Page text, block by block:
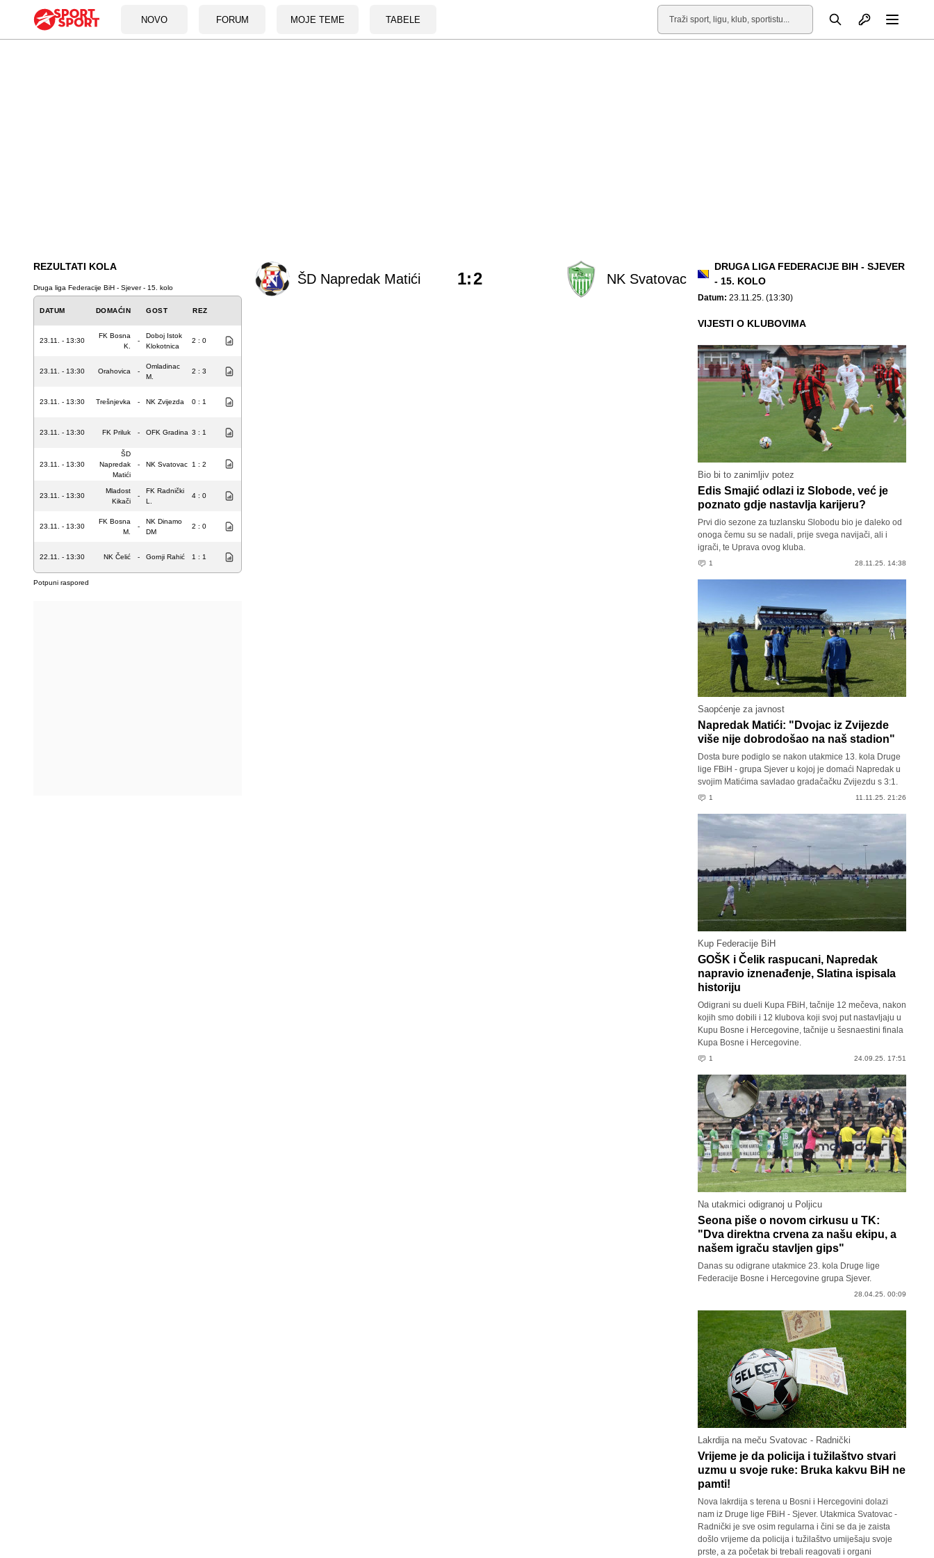
NOVO FORUM MOJE TEME TABELE
Pretraga Otvori profil
REZULTATI KOLA
Druga liga Federacije BiH - Sjever - 15. kolo
DATUM DOMAĆIN GOST REZ
23.11. - 13:30
FK Bosna
K.
-
Doboj Istok
Klokotnica
2 : 0
23.11. - 13:30 Orahovica -
Omladinac
M.
2 : 3
23.11. - 13:30 Trešnjevka - NK Zvijezda 0 : 1
23.11. - 13:30 FK Priluk - OFK Gradina 3 : 1
23.11. - 13:30
ŠD
Napredak
Matići
- NK Svatovac 1 : 2
23.11. - 13:30
Mladost
Kikači
-
FK Radnički
L.
4 : 0
23.11. - 13:30
FK Bosna
M.
-
NK Dinamo
DM
2 : 0
22.11. - 13:30 NK Čelić - Gornji Rahić 1 : 1
Potpuni raspored
ŠD Napredak Matići NK Svatovac
1:2
DRUGA LIGA FEDERACIJE BIH - SJEVER
- 15. KOLO
Datum: 23.11.25. (13:30)
VIJESTI O KLUBOVIMA
Bio bi to zanimljiv potez
Edis Smajić odlazi iz Slobode, već je
poznato gdje nastavlja karijeru?
Prvi dio sezone za tuzlansku Slobodu bio je daleko od
onoga čemu su se nadali, prije svega navijači, ali i
igrači, te Uprava ovog kluba.
1 28.11.25. 14:38
Saopćenje za javnost
Napredak Matići: "Dvojac iz Zvijezde
više nije dobrodošao na naš stadion"
Dosta bure podiglo se nakon utakmice 13. kola Druge
lige FBiH - grupa Sjever u kojoj je domaći Napredak u
svojim Matićima savladao gradačačku Zvijezdu s 3:1.
1 11.11.25. 21:26
Kup Federacije BiH
GOŠK i Čelik raspucani, Napredak
napravio iznenađenje, Slatina ispisala
historiju
Odigrani su dueli Kupa FBiH, tačnije 12 mečeva, nakon
kojih smo dobili i 12 klubova koji svoj put nastavljaju u
Kupu Bosne i Hercegovine, tačnije u šesnaestini finala
Kupa Bosne i Hercegovine.
1 24.09.25. 17:51
Na utakmici odigranoj u Poljicu
Seona piše o novom cirkusu u TK:
"Dva direktna crvena za našu ekipu, a
našem igraču stavljen gips"
Danas su odigrane utakmice 23. kola Druge lige
Federacije Bosne i Hercegovine grupa Sjever.
28.04.25. 00:09
Lakrdija na meču Svatovac - Radnički
Vrijeme je da policija i tužilaštvo stvari
uzmu u svoje ruke: Bruka kakvu BiH ne
pamti!
Nova lakrdija s terena u Bosni i Hercegovini dolazi
nam iz Druge lige FBiH - Sjever. Utakmica Svatovac -
Radnički je sve osim regularna i čini se da je zaista
došlo vrijeme da policija i tužilaštvo umiješaju svoje
prste, a za početak bi trebali reagovati i organi